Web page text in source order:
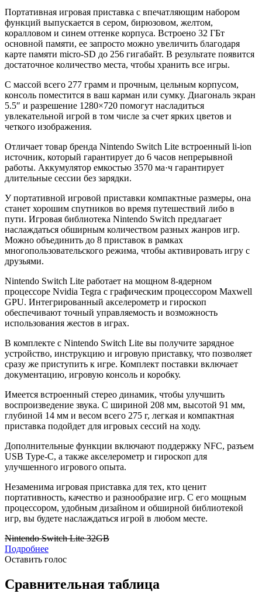
Портативная игровая приставка с впечатляющим набором
функций выпускается в сером, бирюзовом, желтом,
коралловом и синем оттенке корпуса. Встроено 32 ГБт
основной памяти, ее запросто можно увеличить благодаря
карте памяти micro-SD до 256 гигабайт. В результате появится
достаточное количество места, чтобы хранить все игры.
С массой всего 277 грамм и прочным, цельным корпусом,
консоль поместится в ваш карман или сумку. Диагональ экран
5.5″ и разрешение 1280×720 помогут насладиться
увлекательной игрой в том числе за счет ярких цветов и
четкого изображения.
Отличает товар бренда Nintendo Switch Lite встроенный li-ion
источник, который гарантирует до 6 часов непрерывной
работы. Аккумулятор емкостью 3570 ма·ч гарантирует
длительные сессии без зарядки.
У портативной игровой приставки компактные размеры, она
станет хорошим спутников во время путешествий либо в
пути. Игровая библиотека Nintendo Switch предлагает
наслаждаться обширным количеством разных жанров игр.
Можно объединить до 8 приставок в рамках
многопользовательского режима, чтобы активировать игру с
друзьями.
Nintendo Switch Lite работает на мощном 8-ядерном
процессоре Nvidia Tegra с графическим процессором Maxwell
GPU. Интегрированный акселерометр и гироскоп
обеспечивают точный управляемость и возможность
использования жестов в играх.
В комплекте с Nintendo Switch Lite вы получите зарядное
устройство, инструкцию и игровую приставку, что позволяет
сразу же приступить к игре. Комплект поставки включает
документацию, игровую консоль и коробку.
Имеется встроенный стерео динамик, чтобы улучшить
воспроизведение звука. С шириной 208 мм, высотой 91 мм,
глубиной 14 мм и весом всего 275 г, легкая и компактная
приставка подойдет для игровых сессий на ходу.
Дополнительные функции включают поддержку NFC, разъем
USB Type-C, а также акселерометр и гироскоп для
улучшенного игрового опыта.
Незаменима игровая приставка для тех, кто ценит
портативность, качество и разнообразие игр. С его мощным
процессором, удобным дизайном и обширной библиотекой
игр, вы будете наслаждаться игрой в любом месте.
Nintendo Switch Lite 32GB
Подробнее
Оставить голос
Сравнительная таблица